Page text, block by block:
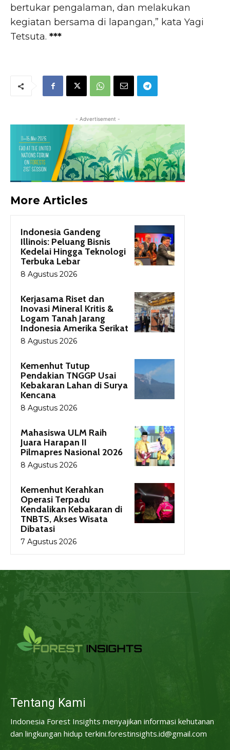
bertukar pengalaman, dan melakukan
kegiatan bersama di lapangan,” kata Yagi
Tetsuta. ***
- Advertisement -
More Articles
Indonesia Gandeng
Illinois: Peluang Bisnis
Kedelai Hingga Teknologi
Terbuka Lebar
8 Agustus 2026
Kerjasama Riset dan
Inovasi Mineral Kritis &
Logam Tanah Jarang
Indonesia Amerika Serikat
8 Agustus 2026
Kemenhut Tutup
Pendakian TNGGP Usai
Kebakaran Lahan di Surya
Kencana
8 Agustus 2026
Mahasiswa ULM Raih
Juara Harapan II
Pilmapres Nasional 2026
8 Agustus 2026
Kemenhut Kerahkan
Operasi Terpadu
Kendalikan Kebakaran di
TNBTS, Akses Wisata
Dibatasi
7 Agustus 2026
Tentang Kami
Indonesia Forest Insights menyajikan informasi kehutanan
dan lingkungan hidup terkini.forestinsights.id@gmail.com